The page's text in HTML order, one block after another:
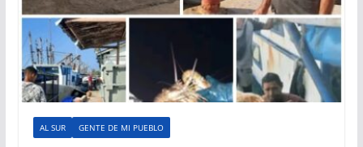
AL SUR GENTE DE MI PUEBLO